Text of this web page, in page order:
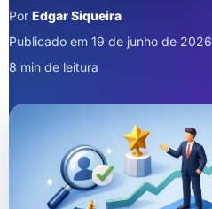
Por Edgar Siqueira
Publicado em 19 de junho de 2026
8 min de leitura